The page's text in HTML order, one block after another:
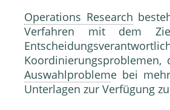
Operations Research
Verfahren mit dem
Auswahlprobleme bei
Unterlagen zur Verfügung